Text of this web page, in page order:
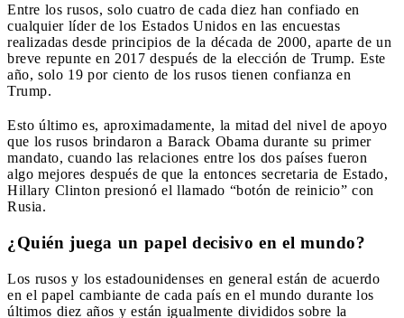
Entre los rusos, solo cuatro de cada diez han confiado en
cualquier líder de los Estados Unidos en las encuestas
realizadas desde principios de la década de 2000, aparte de un
breve repunte en 2017 después de la elección de Trump. Este
año, solo 19 por ciento de los rusos tienen confianza en
Trump.
Esto último es, aproximadamente, la mitad del nivel de apoyo
que los rusos brindaron a Barack Obama durante su primer
mandato, cuando las relaciones entre los dos países fueron
algo mejores después de que la entonces secretaria de Estado,
Hillary Clinton presionó el llamado “botón de reinicio” con
Rusia.
¿Quién juega un papel decisivo en el mundo?
Los rusos y los estadounidenses en general están de acuerdo
en el papel cambiante de cada país en el mundo durante los
últimos diez años y están igualmente divididos sobre la